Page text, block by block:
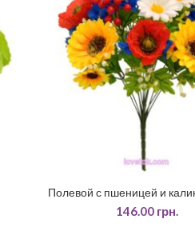
ЧИТАТИ ДАЛІ
Полевой с пшеницей и
146.00 грн.